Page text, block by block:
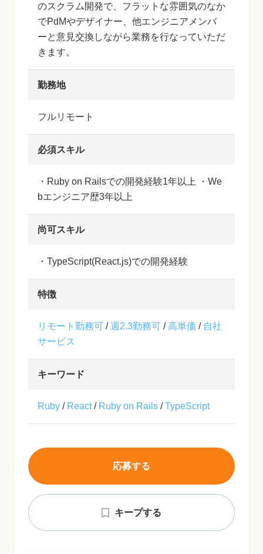
のスクラム開発で、フラットな雰囲気のなか
でPdMやデザイナー、他エンジニアメンバ
ーと意見交換しながら業務を行なっていただ
きます。
勤務地
フルリモート
必須スキル
・Ruby on Railsでの開発経験1年以上 ・We
bエンジニア歴3年以上
尚可スキル
・TypeScript(React.js)での開発経験
特徴
リモート勤務可 /週2.3勤務可 /高単価 / 自社
サービス
キーワード
Ruby / React/ Ruby on Rails /TypeScript
キープする
応募する